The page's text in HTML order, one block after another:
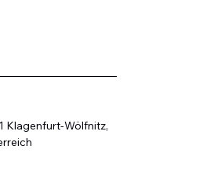
Klagenfurt-Wölfnitz,